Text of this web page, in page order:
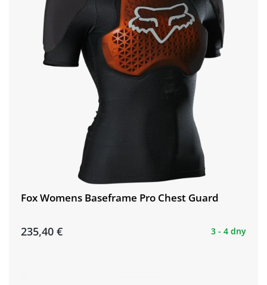
Fox Womens Baseframe Pro Chest Guard
235,40 € 3 - 4 dny